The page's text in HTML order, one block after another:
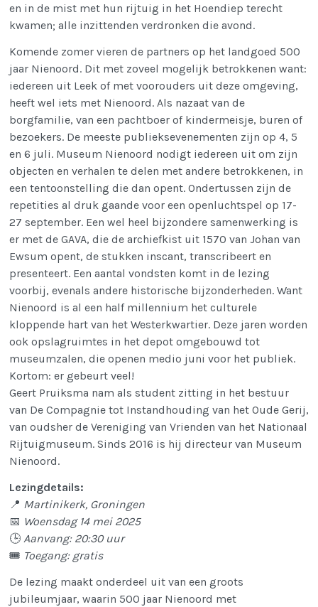
en in de mist met hun rijtuig in het Hoendiep terecht
kwamen; alle inzittenden verdronken die avond.
Komende zomer vieren de partners op het landgoed 500
jaar Nienoord. Dit met zoveel mogelijk betrokkenen want:
iedereen uit Leek of met voorouders uit deze omgeving,
heeft wel iets met Nienoord. Als nazaat van de
borgfamilie, van een pachtboer of kindermeisje, buren of
bezoekers. De meeste publieksevenementen zijn op 4, 5
en 6 juli. Museum Nienoord nodigt iedereen uit om zijn
objecten en verhalen te delen met andere betrokkenen, in
een tentoonstelling die dan opent. Ondertussen zijn de
repetities al druk gaande voor een openluchtspel op 17-
27 september. Een wel heel bijzondere samenwerking is
er met de GAVA, die de archiefkist uit 1570 van Johan van
Ewsum opent, de stukken inscant, transcribeert en
presenteert. Een aantal vondsten komt in de lezing
voorbij, evenals andere historische bijzonderheden. Want
Nienoord is al een half millennium het culturele
kloppende hart van het Westerkwartier. Deze jaren worden
ook opslagruimtes in het depot omgebouwd tot
museumzalen, die openen medio juni voor het publiek.
Kortom: er gebeurt veel!
Geert Pruiksma nam als student zitting in het bestuur
van De Compagnie tot Instandhouding van het Oude Gerij,
van oudsher de Vereniging van Vrienden van het Nationaal
Rijtuigmuseum. Sinds 2016 is hij directeur van Museum
Nienoord.
Lezingdetails:
📍 Martinikerk, Groningen
📅 Woensdag 14 mei 2025
🕒 Aanvang: 20:30 uur
🎟 Toegang: gratis
De lezing maakt onderdeel uit van een groots
jubileumjaar, waarin 500 jaar Nienoord met